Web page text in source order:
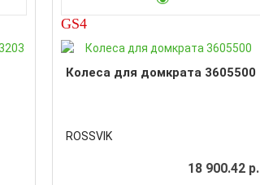
GS4
Колеса для домкрата 3605500
ROSSVIK
18 900.42 р.